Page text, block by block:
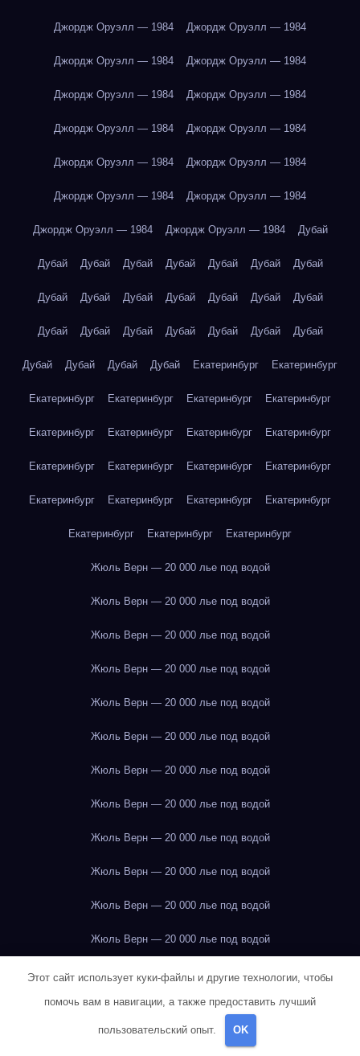
Джордж Оруэлл — 1984 Джордж Оруэлл — 1984
Джордж Оруэлл — 1984 Джордж Оруэлл — 1984
Джордж Оруэлл — 1984 Джордж Оруэлл — 1984
Джордж Оруэлл — 1984 Джордж Оруэлл — 1984
Джордж Оруэлл — 1984 Джордж Оруэлл — 1984
Джордж Оруэлл — 1984 Джордж Оруэлл — 1984
Джордж Оруэлл — 1984 Джордж Оруэлл — 1984 Дубай
Дубай Дубай Дубай Дубай Дубай Дубай Дубай
Дубай Дубай Дубай Дубай Дубай Дубай Дубай
Дубай Дубай Дубай Дубай Дубай Дубай Дубай
Дубай Дубай Дубай Дубай Екатеринбург Екатеринбург
Екатеринбург Екатеринбург Екатеринбург Екатеринбург
Екатеринбург Екатеринбург Екатеринбург Екатеринбург
Екатеринбург Екатеринбург Екатеринбург Екатеринбург
Екатеринбург Екатеринбург Екатеринбург Екатеринбург
Екатеринбург Екатеринбург Екатеринбург
Жюль Верн — 20 000 лье под водой
Жюль Верн — 20 000 лье под водой
Жюль Верн — 20 000 лье под водой
Жюль Верн — 20 000 лье под водой
Жюль Верн — 20 000 лье под водой
Жюль Верн — 20 000 лье под водой
Жюль Верн — 20 000 лье под водой
Жюль Верн — 20 000 лье под водой
Жюль Верн — 20 000 лье под водой
Жюль Верн — 20 000 лье под водой
Жюль Верн — 20 000 лье под водой
Жюль Верн — 20 000 лье под водой
Жюль Верн — 20 000 лье под водой
Жюль Верн — 20 000 лье под водой
Этот сайт использует куки-файлы и другие технологии, чтобы
помочь вам в навигации, а также предоставить лучший
пользовательский опыт. OK